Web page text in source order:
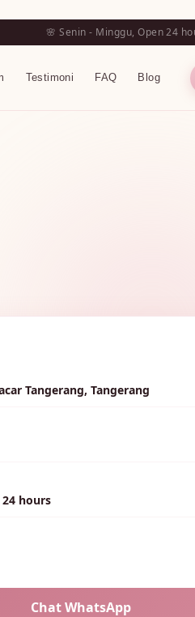
🌸 Senin - Minggu, Open 24
Testimoni FAQ Blog
Tangerang, Tangerang
hours
Chat WhatsApp